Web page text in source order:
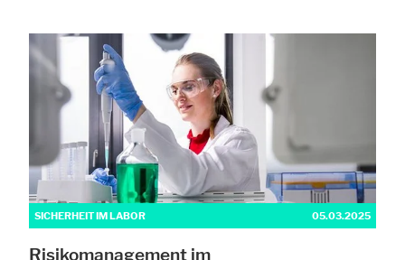
SICHERHEIT IM LABOR 05.03.2025
Risikomanagement im